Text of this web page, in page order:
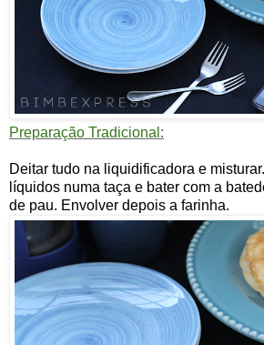
Preparação Tradicional:
Deitar tudo na liquidificadora e
líquidos numa taça e bater com a
de pau. Envolver depois a farinha.